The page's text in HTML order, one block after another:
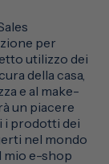
per
utilizzo dei
della casa,
e al make-
un piacere
i prodotti dei
nel mondo
mio e-shop